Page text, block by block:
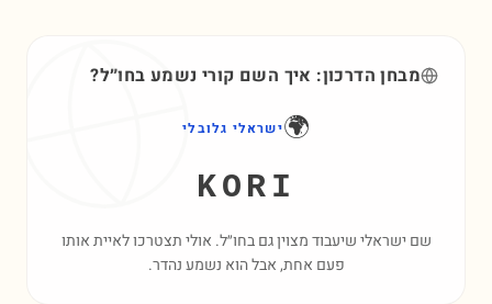
מבחן הדרכון: איך השם קורי נשמע בחו״ל?
🌍ישראלי גלובלי
KORI
שם ישראלי שיעבוד מצוין גם בחו״ל. אולי תצטרכו לאיית אותו
פעם אחת, אבל הוא נשמע נהדר.